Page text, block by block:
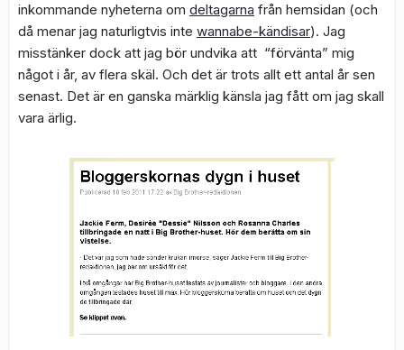
inkommande nyheterna om deltagarna från hemsidan (och
då menar jag naturligtvis inte wannabe-kändisar). Jag
misstänker dock att jag bör undvika att “förvänta” mig
något i år, av flera skäl. Och det är trots allt ett antal år sen
senast. Det är en ganska märklig känsla jag fått om jag skall
vara ärlig.